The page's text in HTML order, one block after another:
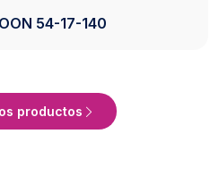
50-20-140
productos